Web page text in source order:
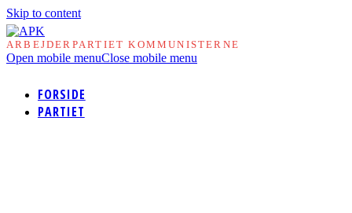
Skip to content
ARBEJDERPARTIET KOMMUNISTERNE
Open mobile menuClose mobile menu
FORSIDE
PARTIET